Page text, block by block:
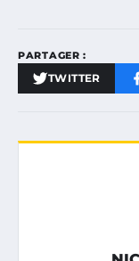
PARTAGER :
TWITTER